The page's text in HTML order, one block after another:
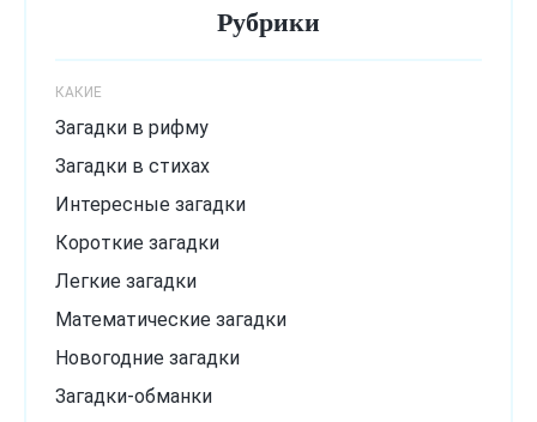
Рубрики
КАКИЕ
Загадки в рифму
Загадки в стихах
Интересные загадки
Короткие загадки
Легкие загадки
Математические загадки
Новогодние загадки
Загадки-обманки